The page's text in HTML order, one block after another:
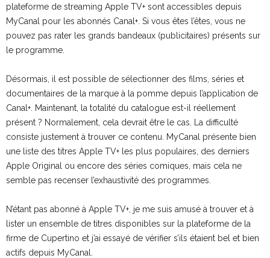
plateforme de streaming Apple TV+ sont accessibles depuis
MyCanal pour les abonnés Canal+. Si vous êtes l’êtes, vous ne
pouvez pas rater les grands bandeaux (publicitaires) présents sur
le programme.
Désormais, il est possible de sélectionner des films, séries et
documentaires de la marque à la pomme depuis l’application de
Canal+. Maintenant, la totalité du catalogue est-il réellement
présent ? Normalement, cela devrait être le cas. La difficulté
consiste justement à trouver ce contenu. MyCanal présente bien
une liste des titres Apple TV+ les plus populaires, des derniers
Apple Original ou encore des séries comiques, mais cela ne
semble pas recenser l’exhaustivité des programmes.
N’étant pas abonné à Apple TV+, je me suis amusé à trouver et à
lister un ensemble de titres disponibles sur la plateforme de la
firme de Cupertino et j’ai essayé de vérifier s’ils étaient bel et bien
actifs depuis MyCanal.